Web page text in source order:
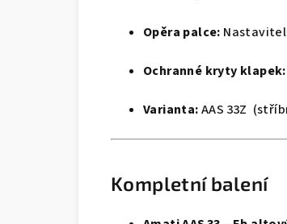
Opěra palce:
Ochranné kryty klapek:
Varianta:AAS 33Z
Kompletní balení